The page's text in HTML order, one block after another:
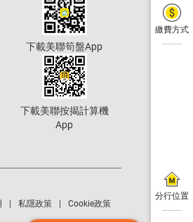
繳費方式
分行位置
下載美聯筍盤App
下載美聯按揭計算機
App
私隱政策 Cookie政策